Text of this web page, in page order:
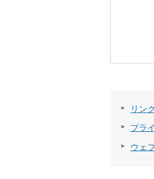
リン
プラ
ウェ